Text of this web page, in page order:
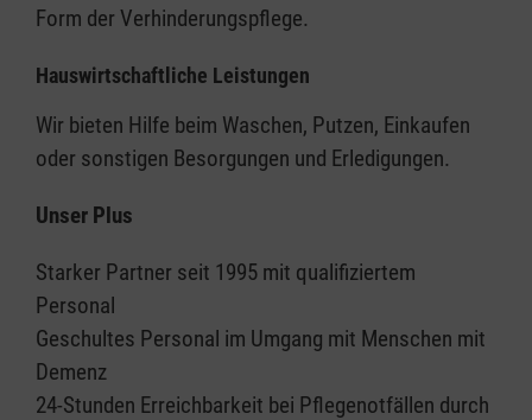
Form der Verhinderungspflege.
Hauswirtschaftliche Leistungen
Wir bieten Hilfe beim Waschen, Putzen, Einkaufen
oder sonstigen Besorgungen und Erledigungen.
Unser Plus
Starker Partner seit 1995 mit qualifiziertem
Personal
Geschultes Personal im Umgang mit Menschen mit
Demenz
24-Stunden Erreichbarkeit bei Pflegenotfällen durch